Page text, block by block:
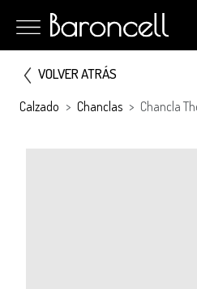
VOLVER ATRÁS
Calzado Chanclas Chancla